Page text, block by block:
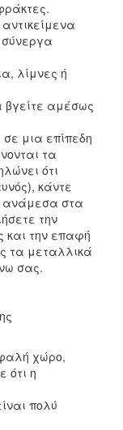
σύνεργα
λίμνες ή
αμέσως
μια επίπεδη
τα
ότι
κάντε
ανάμεσα στα
την
και την επαφή
τα μεταλλικά
σας.
χώρο,
ότι η
πολύ